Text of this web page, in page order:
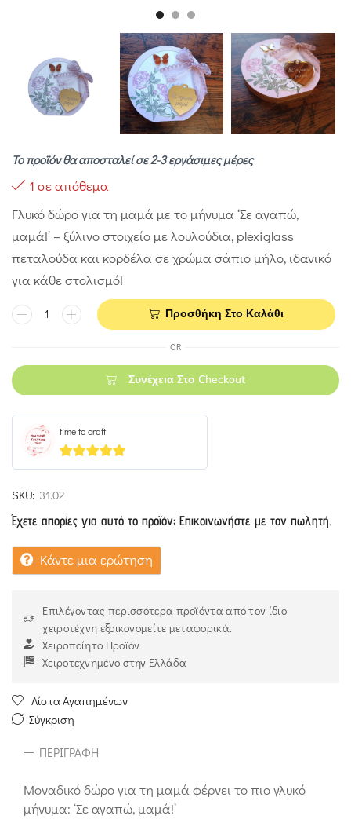
Το προϊόν θα αποσταλεί σε 2-3 εργάσιμες μέρες
1 σε απόθεμα
Γλυκό δώρο για τη μαμά με το μήνυμα ‘Σε αγαπώ,
μαμά!’ – ξύλινο στοιχείο με λουλούδια, plexiglass
πεταλούδα και κορδέλα σε χρώμα σάπιο μήλο, ιδανικό
για κάθε στολισμό!
Προσθήκη Στο Καλάθι
OR
Συνέχεια Στο Checkout
time to craft
5out of 5
SKU: 31.02
Έχετε απορίες για αυτό το προϊόν; Επικοινωνήστε με τον πωλητή.
Κάντε μια ερώτηση
Επιλέγοντας περισσότερα προϊόντα από τον ίδιο
χειροτέχνη εξοικονομείτε μεταφορικά.
Χειροποίητο Προϊόν
Χειροτεχνημένο στην Ελλάδα
Λίστα Αγαπημένων
Σύγκριση
ΠΕΡΙΓΡΑΦΉ
Mοναδικό δώρο για τη μαμά φέρνει το πιο γλυκό
μήνυμα: ‘Σε αγαπώ, μαμά!’